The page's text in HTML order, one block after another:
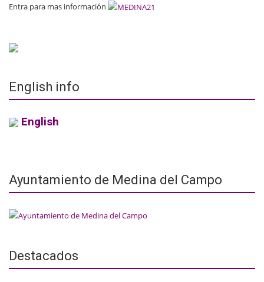
Entra para mas información
English info
English
Ayuntamiento de Medina del Campo
Destacados